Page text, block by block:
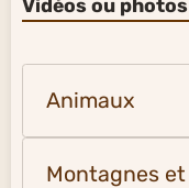
Vidéos ou
Animaux
Montagnes